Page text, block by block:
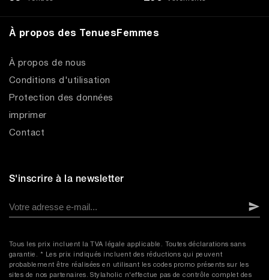
À propos des TenuesFemmes
À propos de nous
Conditions d'utilisation
Protection des données
imprimer
Contact
S'inscrire à la newsletter
Tous les prix incluent la TVA légale applicable. Toutes déclarations sans
garantie. * Les prix indiqués incluent des réductions qui peuvent
probablement être réalisées en utilisant les codes promo présents sur les
sites de nos partenaires. Stylaholic n'effectue pas de contrôle complet des